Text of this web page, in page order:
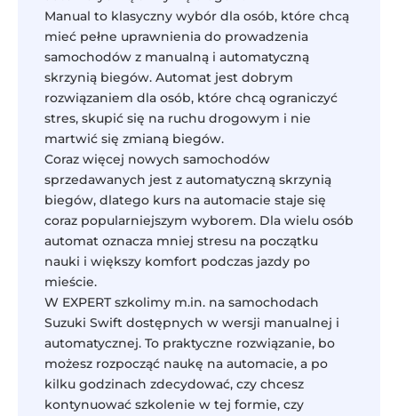
Manual to klasyczny wybór dla osób, które chcą
mieć pełne uprawnienia do prowadzenia
samochodów z manualną i automatyczną
skrzynią biegów. Automat jest dobrym
rozwiązaniem dla osób, które chcą ograniczyć
stres, skupić się na ruchu drogowym i nie
martwić się zmianą biegów.
Coraz więcej nowych samochodów
sprzedawanych jest z automatyczną skrzynią
biegów, dlatego kurs na automacie staje się
coraz popularniejszym wyborem. Dla wielu osób
automat oznacza mniej stresu na początku
nauki i większy komfort podczas jazdy po
mieście.
W EXPERT szkolimy m.in. na samochodach
Suzuki Swift dostępnych w wersji manualnej i
automatycznej. To praktyczne rozwiązanie, bo
możesz rozpocząć naukę na automacie, a po
kilku godzinach zdecydować, czy chcesz
kontynuować szkolenie w tej formie, czy